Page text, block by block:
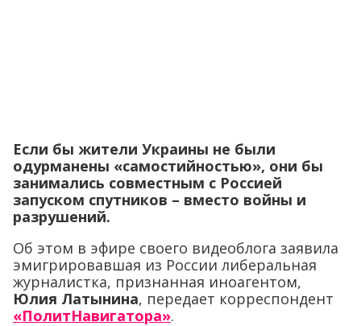
Если бы жители Украины не были
одурманены «самостийностью», они бы
занимались совместным с Россией
запуском спутников – вместо войны и
разрушений.
Об этом в эфире своего видеоблога заявила
эмигрировавшая из России либеральная
журналистка, признанная иноагентом,
Юлия Латынина, передает корреспондент
«ПолитНавигатора».